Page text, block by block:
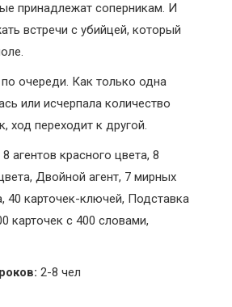
принадлежат соперникам. И
встречи с убийцей, который
очереди. Как только одна
или исчерпала количество
ход переходит к другой.
8 агентов красного цвета, 8
Двойной агент, 7 мирных
40 карточек-ключей, Подставка
карточек с 400 словами,
2-8 чел